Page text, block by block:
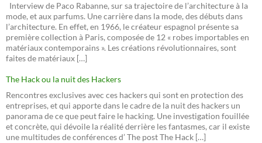
Interview de Paco Rabanne, sur sa trajectoire de l’architecture à la
mode, et aux parfums. Une carrière dans la mode, des débuts dans
l’architecture. En effet, en 1966, le créateur espagnol présente sa
première collection à Paris, composée de 12 « robes importables en
matériaux contemporains ». Les créations révolutionnaires, sont
faites de matériaux […]
The Hack ou la nuit des Hackers
Rencontres exclusives avec ces hackers qui sont en protection des
entreprises, et qui apporte dans le cadre de la nuit des hackers un
panorama de ce que peut faire le hacking. Une investigation fouillée
et concrète, qui dévoile la réalité derrière les fantasmes, car il existe
une multitudes de conférences d’ The post The Hack […]